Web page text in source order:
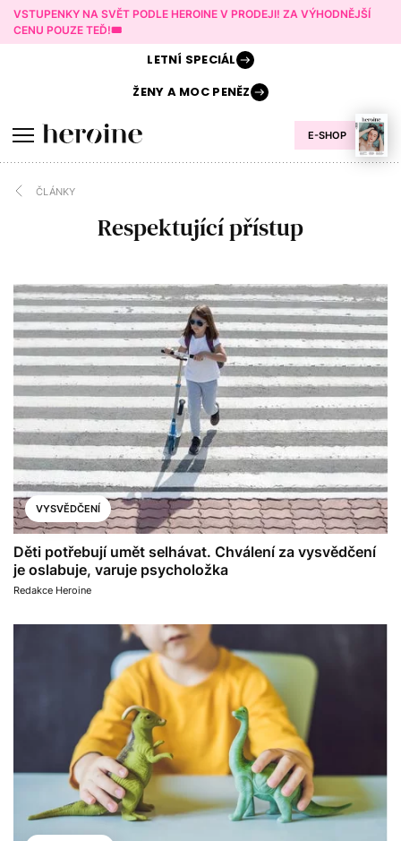
VSTUPENKY NA SVĚT PODLE HEROINE V PRODEJI! ZA VÝHODNĚJŠÍ
CENU POUZE TEĎ!🎟️
E-SHOP
LETNÍ SPECIÁL
ŽENY AMOC PENĚZ
ČLÁNKY
Respektující přístup
VYSVĚDČENÍ
Děti potřebují umět selhávat. Chválení za vysvědčení
je oslabuje, varuje psycholožka
Redakce Heroine